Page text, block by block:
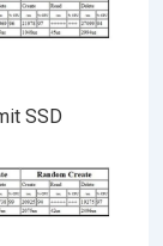
SSD